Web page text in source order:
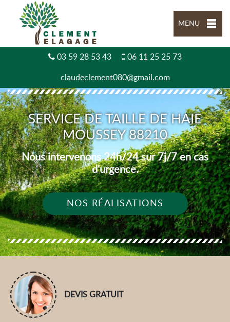
MENU
03 59 28 53 43 06 11 25 25 73
claudeclement080@gmail.com
SERVICE DE TAILLE DE HAIE
MOUSSEY 88210
Nous intervenons 24h/24 sur 7j/7 en cas
d'urgence.
NOS RÉALISATIONS
DEVIS GRATUIT